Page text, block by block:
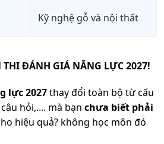
Kỹ nghệ gỗ và nội thất
THI ĐÁNH GIÁ NĂNG LỰC 2027!
lực 2027thay đổi toàn bộ từ cấu
hỏi,.... mà bạn chưa biết phải
hiệu quả? không học môn đó